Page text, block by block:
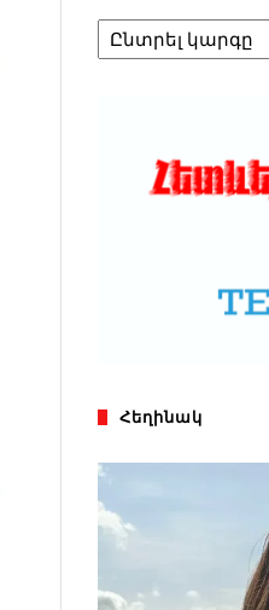
Հեղինակ